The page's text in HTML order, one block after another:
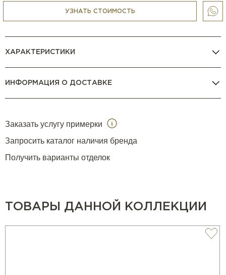
УЗНАТЬ СТОИМОСТЬ
ХАРАКТЕРИСТИКИ
ИНФОРМАЦИЯ О ДОСТАВКЕ
Заказать услугу примерки
Запросить каталог наличия бренда
Получить варианты отделок
ТОВАРЫ ДАННОЙ КОЛЛЕКЦИИ